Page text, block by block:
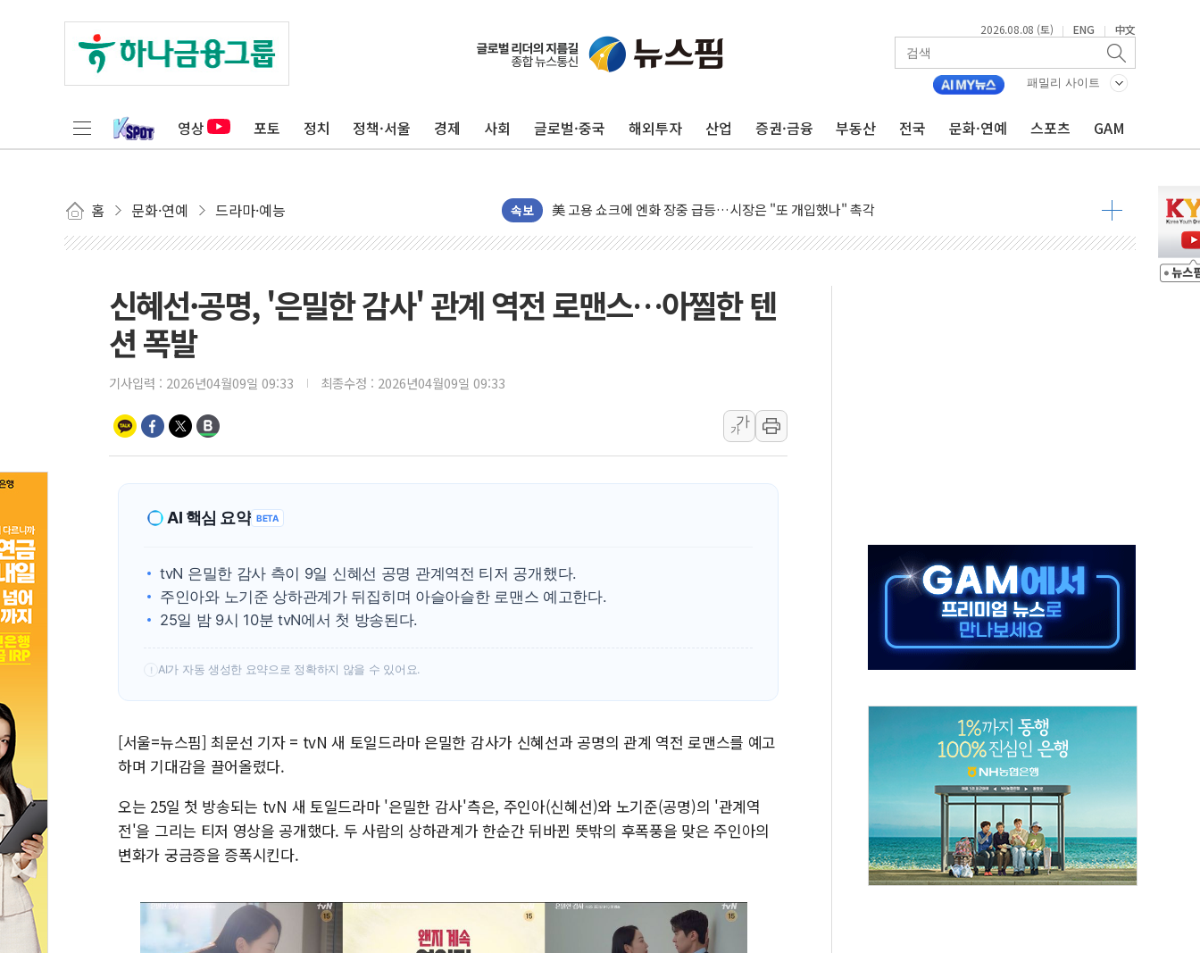
2026.08.08 (토) | ENG | 中文
패밀리 사이트
영상 포토 정치 정책·서울 경제 사회 글로벌·중국 해외투자 산업 증권·금융 부동산 전국 문화·연예 스포츠 GAM
홈 문화·연예 드라마·예능 속보
미 연준 매파 기세 꺾이나…고용 감소에 9월 동결 전망 우세
[종합] 이슬람 수니파 3국, '공동방위협정' 체결… 이스라엘·이란 위협에 맞설 자체 억지력 강화
美 항소법원, 백악관 무도회장 공사 중단 명령…트럼프 제동
이란 핵심 원유 수출항 '하르그섬', 최근 1주일 이상 '올스톱'… 美 해상봉쇄 영향
[AI MY 뉴스] 뉴욕 반도체주 프리뷰...美 고용 쇼크에 반도체주 '활짝'
뉴욕증시 프리뷰, 美 고용 쇼크에 금리 인상 우려 후퇴…나스닥 선물 1%대 상승
[사진] 이슬람 수니파 3개국, 공동방위협정 체결
뉴욕증시 개장 전 특징주...아틀라시안·클라우드플레어·태양광주↑ VS 트레이드데스크·웬디스↓
李 "해남 태양광, 대한민국 다음 100년 밑거름…수도권 집중 완화 전환점"
李 대통령, '6시간 마라톤 부동산 2차 회의' 주재… "전폭적 공급 확대·속도전 총력"
남동발전, 해남군에 국내 최대 규모 400MW 태양광 착공…여의도 1.6배 규모
신혜선·공명, '은밀한 감사' 관계 역전 로맨스…아찔한 텐
션 폭발
기사입력 : 2026년04월09일 09:33 최종수정 : 2026년04월09일 09:33
가
가
AI 핵심 요약 BETA
tvN 은밀한 감사 측이 9일 신혜선 공명 관계역전 티저 공개했다.
주인아와 노기준 상하관계가 뒤집히며 아슬아슬한 로맨스 예고한다.
25일 밤 9시 10분 tvN에서 첫 방송된다.
! AI가 자동 생성한 요약으로 정확하지 않을 수 있어요.
[서울=뉴스핌] 최문선 기자 = tvN 새 토일드라마 은밀한 감사가 신혜선과 공명의 관계 역전 로맨스를 예고
하며 기대감을 끌어올렸다.
오는 25일 첫 방송되는 tvN 새 토일드라마 '은밀한 감사'측은, 주인아(신혜선)와 노기준(공명)의 '관계역
전'을 그리는 티저 영상을 공개했다. 두 사람의 상하관계가 한순간 뒤바뀐 뜻밖의 후폭풍을 맞은 주인아의
변화가 궁금증을 증폭시킨다.